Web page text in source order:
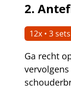
2.
12x • 3 sets
Ga recht